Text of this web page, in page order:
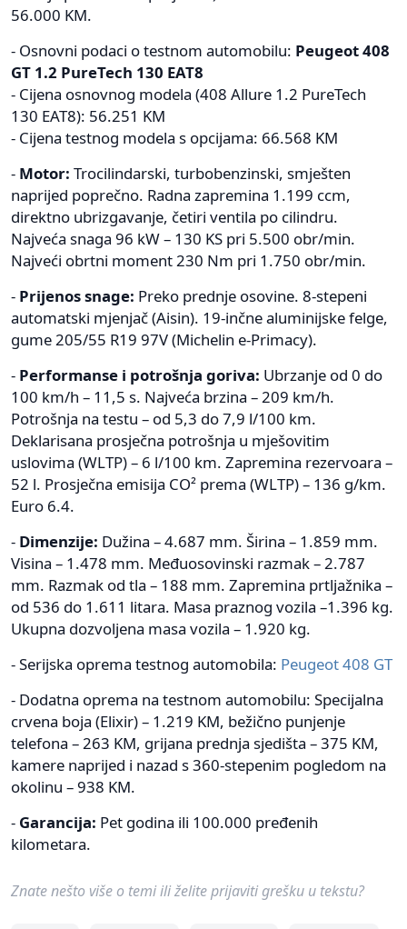
56.000 KM.
- Osnovni podaci o testnom automobilu: Peugeot 408
GT 1.2 PureTech 130 EAT8
- Cijena osnovnog modela (408 Allure 1.2 PureTech
130 EAT8): 56.251 KM
- Cijena testnog modela s opcijama: 66.568 KM
- Motor: Trocilindarski, turbobenzinski, smješten
naprijed poprečno. Radna zapremina 1.199 ccm,
direktno ubrizgavanje, četiri ventila po cilindru.
Najveća snaga 96 kW – 130 KS pri 5.500 obr/min.
Najveći obrtni moment 230 Nm pri 1.750 obr/min.
- Prijenos snage: Preko prednje osovine. 8-stepeni
automatski mjenjač (Aisin). 19-inčne aluminijske felge,
gume 205/55 R19 97V (Michelin e-Primacy).
- Performanse i potrošnja goriva: Ubrzanje od 0 do
100 km/h – 11,5 s. Najveća brzina – 209 km/h.
Potrošnja na testu – od 5,3 do 7,9 l/100 km.
Deklarisana prosječna potrošnja u mješovitim
uslovima (WLTP) – 6 l/100 km. Zapremina rezervoara –
52 l. Prosječna emisija CO² prema (WLTP) – 136 g/km.
Euro 6.4.
- Dimenzije: Dužina – 4.687 mm. Širina – 1.859 mm.
Visina – 1.478 mm. Međuosovinski razmak – 2.787
mm. Razmak od tla – 188 mm. Zapremina prtljažnika –
od 536 do 1.611 litara. Masa praznog vozila –1.396 kg.
Ukupna dozvoljena masa vozila – 1.920 kg.
- Serijska oprema testnog automobila: Peugeot 408 GT
- Dodatna oprema na testnom automobilu: Specijalna
crvena boja (Elixir) – 1.219 KM, bežično punjenje
telefona – 263 KM, grijana prednja sjedišta – 375 KM,
kamere naprijed i nazad s 360-stepenim pogledom na
okolinu – 938 KM.
- Garancija: Pet godina ili 100.000 pređenih
kilometara.
Znate nešto više o temi ili želite prijaviti grešku u tekstu?